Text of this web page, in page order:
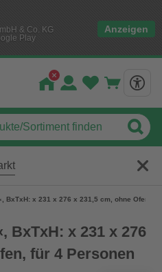
& Co. KG
Play
Anzeigen
BxTxH: x 231 x 276 x 231,5 cm, ohne Ofen,
BxTxH: x 231 x 276
für 4 Personen